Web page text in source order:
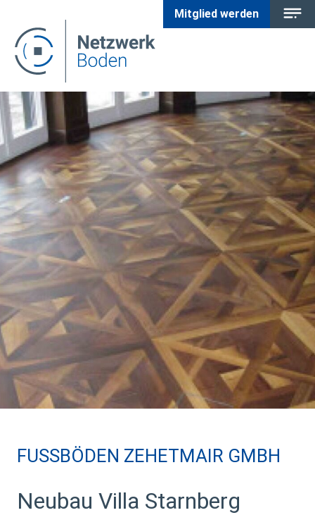
Mitglied werden
FUSSBÖDEN ZEHETMAIR GMBH
Neubau Villa Starnberg